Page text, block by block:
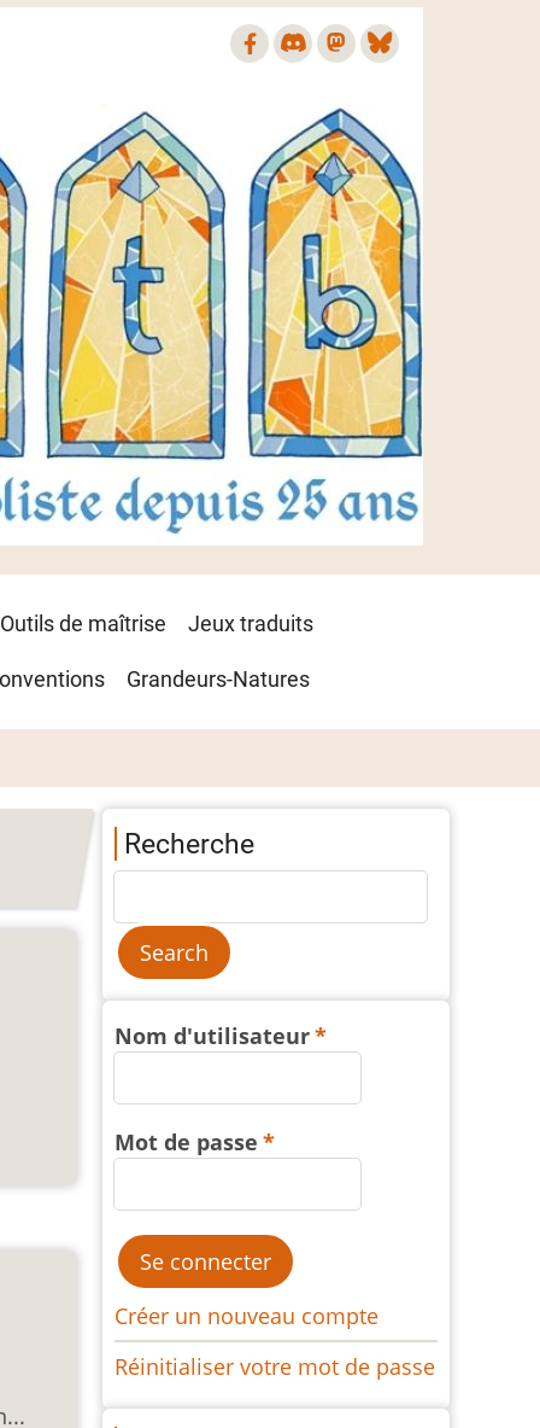
Outils de maîtrise Jeux traduits
Grandeurs-Natures
Recherche
Nom d'utilisateur
Mot de passe
Créer un nouveau compte
Réinitialiser votre mot de passe